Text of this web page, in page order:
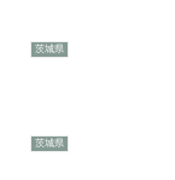
茨城県
茨城県